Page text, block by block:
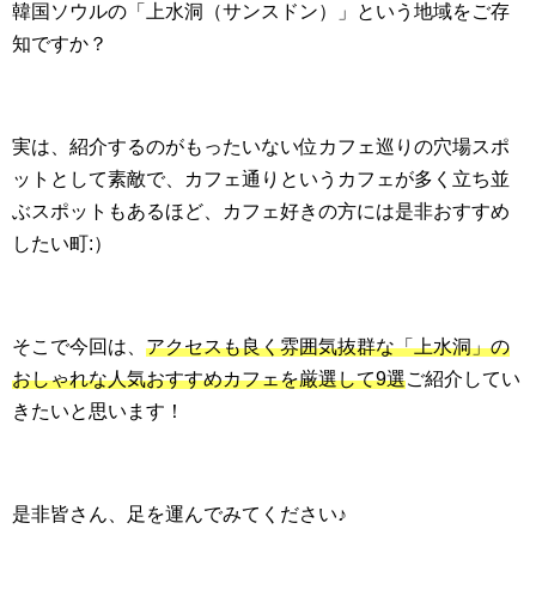
韓国ソウルの「上水洞（サンスドン）」という地域をご存
知ですか？
実は、紹介するのがもったいない位カフェ巡りの穴場スポ
ットとして素敵で、カフェ通りというカフェが多く立ち並
ぶスポットもあるほど、カフェ好きの方には是非おすすめ
したい町:）
そこで今回は、 アクセスも良く雰囲気抜群な「上水洞」の
おしゃれな人気おすすめカフェを厳選して9選ご紹介してい
きたいと思います！
是非皆さん、足を運んでみてください♪